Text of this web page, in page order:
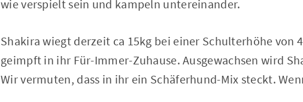
wie verspielt sein und kampeln untereinander.
Shakira wiegt derzeit ca 15kg bei einer Schulterhöhe von
geimpft in ihr Für-Immer-Zuhause. Ausgewachsen wird
Wir vermuten, dass in ihr ein Schäferhund-Mix steckt.